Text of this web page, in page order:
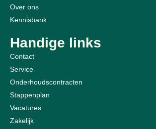
Handige links
Contact
Service
Onderhoudscontracten
Stappenplan
Vacatures
Zakelijk
Over ons
Kennisbank